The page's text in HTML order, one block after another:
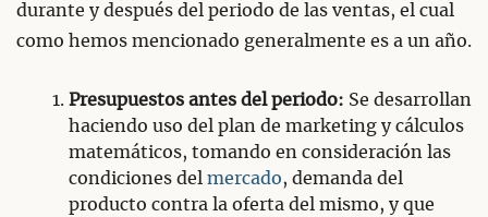
durante y después del periodo de las ventas, el cual
como hemos mencionado generalmente es a un año.
Presupuestos antes del periodo: Se desarrollan
haciendo uso del plan de marketing y cálculos
matemáticos, tomando en consideración las
condiciones del mercado, demanda del
producto contra la oferta del mismo, y que